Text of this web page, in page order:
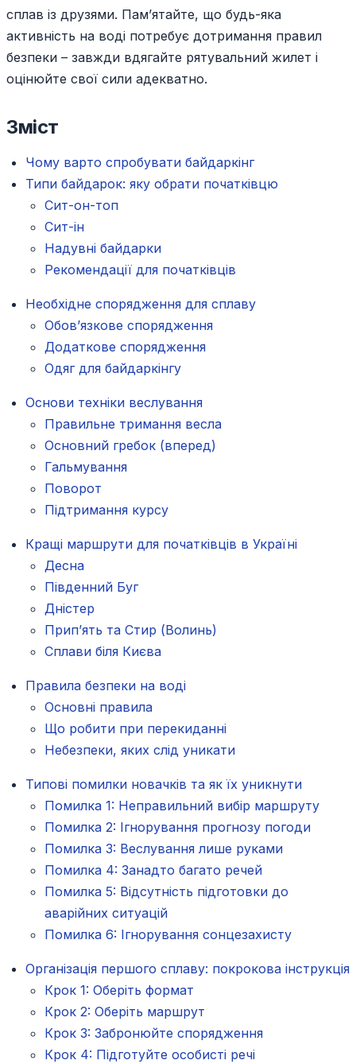
сплав із друзями. Пам’ятайте, що будь-яка
активність на воді потребує дотримання правил
безпеки – завжди вдягайте рятувальний жилет і
оцінюйте свої сили адекватно.
Зміст
Чому варто спробувати байдаркінг
Типи байдарок: яку обрати початківцю
Сит-он-топ
Сит-ін
Надувні байдарки
Рекомендації для початківців
Необхідне спорядження для сплаву
Обов’язкове спорядження
Додаткове спорядження
Одяг для байдаркінгу
Основи техніки веслування
Правильне тримання весла
Основний гребок (вперед)
Гальмування
Поворот
Підтримання курсу
Кращі маршрути для початківців в Україні
Десна
Південний Буг
Дністер
Прип’ять та Стир (Волинь)
Сплави біля Києва
Правила безпеки на воді
Основні правила
Що робити при перекиданні
Небезпеки, яких слід уникати
Типові помилки новачків та як їх уникнути
Помилка 1: Неправильний вибір маршруту
Помилка 2: Ігнорування прогнозу погоди
Помилка 3: Веслування лише руками
Помилка 4: Занадто багато речей
Помилка 5: Відсутність підготовки до
аварійних ситуацій
Помилка 6: Ігнорування сонцезахисту
Організація першого сплаву: покрокова інструкція
Крок 1: Оберіть формат
Крок 2: Оберіть маршрут
Крок 3: Забронюйте спорядження
Крок 4: Підготуйте особисті речі